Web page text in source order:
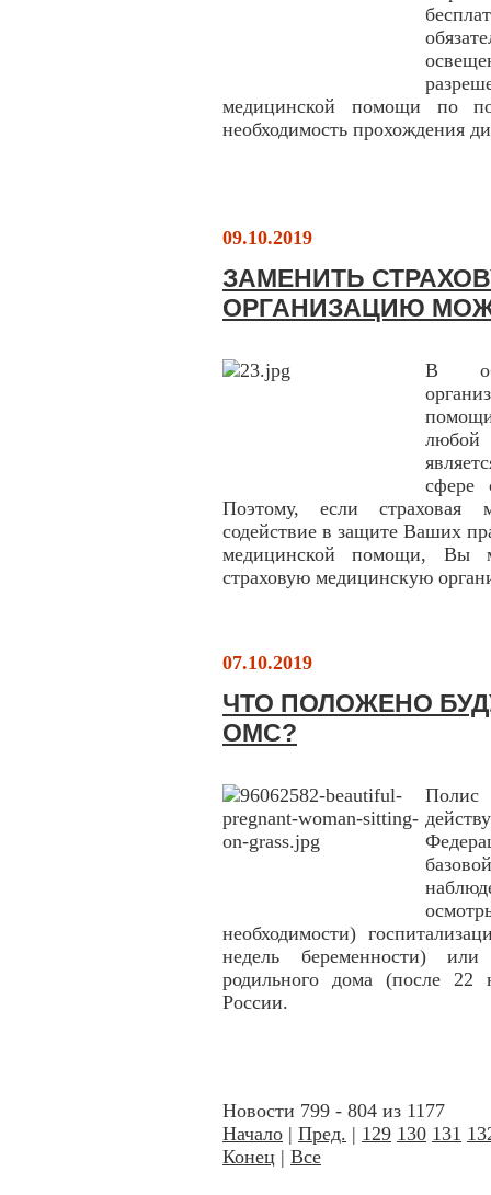
медицинской помощи по
необходимость прохождения
09.10.2019
ЗАМЕНИТЬ
ОРГАНИЗАЦИЮ
В
любой
сфере
Поэтому, если страховая
содействие в защите Ваших
медицинской помощи, Вы
страховую медицинскую
07.10.2019
ЧТО ПОЛОЖЕНО
ОМС?
Полис
необходимости)
недель беременности)
родильного дома (после 22
России.
Новости 799 - 804 из 1177
Начало | Пред. | 129 130 131
Конец | Все